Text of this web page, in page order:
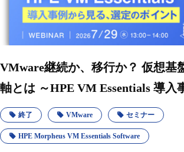
VMware継続か、移行か？ 仮想基
軸とは ～HPE VM Essentials 導入事例から見る、
選定のポイント～
終了 VMware セミナー
HPE Morpheus VM Essentials Software